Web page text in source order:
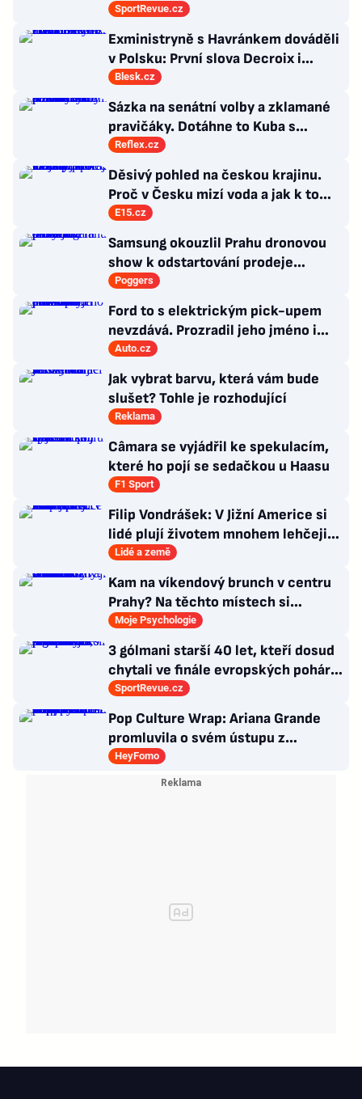
zvládlo také, některé i víckrát
SportRevue.cz
Exministryně s Havránkem dováděli
v Polsku: První slova Decroix i
Havránkové!
Blesk.cz
Sázka na senátní volby a zklamané
pravičáky. Dotáhne to Kuba s
hnutím Naše Česko do celostátní
politiky?
Reflex.cz
Děsivý pohled na českou krajinu.
Proč v Česku mizí voda a jak k tomu
přispívají rodinné bazény?
E15.cz
Samsung okouzlil Prahu dronovou
show k odstartování prodeje
nových produktů
Poggers
Ford to s elektrickým pick-upem
nevzdává. Prozradil jeho jméno i
atraktivní cenovku
Auto.cz
Jak vybrat barvu, která vám bude
slušet? Tohle je rozhodující
Reklama
Câmara se vyjádřil ke spekulacím,
které ho pojí se sedačkou u Haasu
F1 Sport
Filip Vondrášek: V Jižní Americe si
lidé plují životem mnohem lehčeji,
věci tolik neřeší
Lidé a země
Kam na víkendový brunch v centru
Prahy? Na těchto místech si
dlouhou snídani užívají i místní
Moje Psychologie
3 gólmani starší 40 let, kteří dosud
chytali ve finále evropských pohárů.
Všichni odešli ze hřiště jako
poražení
SportRevue.cz
Pop Culture Wrap: Ariana Grande
promluvila o svém ústupu z
veřejného života a Sophia z
KATSEYE si dává pauzu od skupiny
HeyFomo